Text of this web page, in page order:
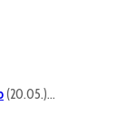
(20.05.)...